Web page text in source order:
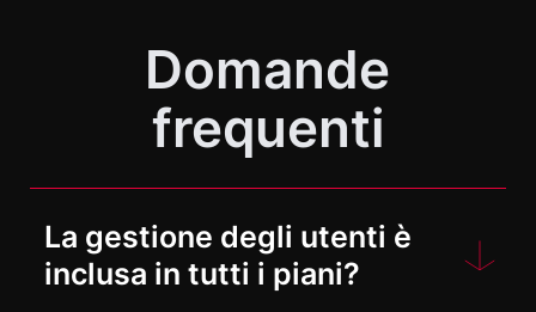
Domande
frequenti
La gestione degli utenti è
inclusa in tutti i piani?